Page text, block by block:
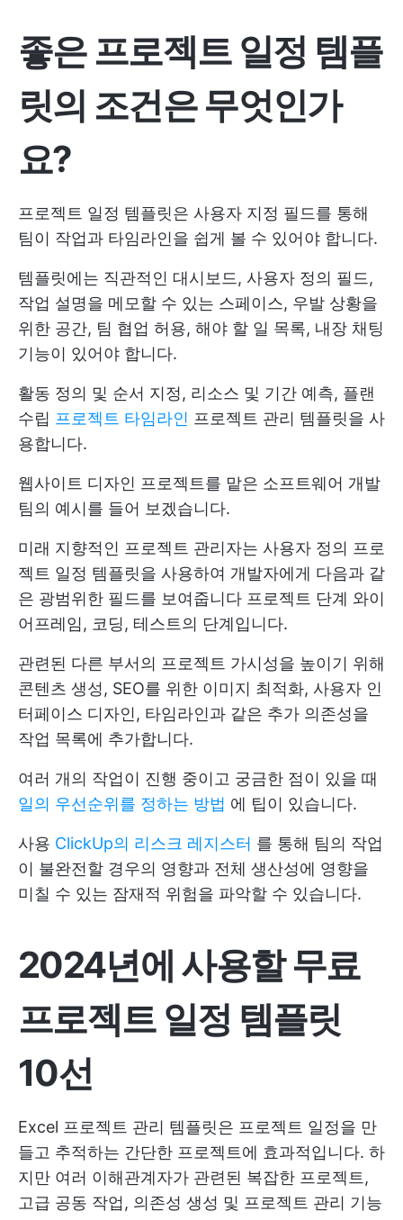
좋은 프로젝트 일정 템플
릿의 조건은 무엇인가
요?
프로젝트 일정 템플릿은 사용자 지정 필드를 통해
팀이 작업과 타임라인을 쉽게 볼 수 있어야 합니다.
템플릿에는 직관적인 대시보드, 사용자 정의 필드,
작업 설명을 메모할 수 있는 스페이스, 우발 상황을
위한 공간, 팀 협업 허용, 해야 할 일 목록, 내장 채팅
기능이 있어야 합니다.
활동 정의 및 순서 지정, 리소스 및 기간 예측, 플랜
수립 프로젝트 타임라인 프로젝트 관리 템플릿을 사
용합니다.
웹사이트 디자인 프로젝트를 맡은 소프트웨어 개발
팀의 예시를 들어 보겠습니다.
미래 지향적인 프로젝트 관리자는 사용자 정의 프로
젝트 일정 템플릿을 사용하여 개발자에게 다음과 같
은 광범위한 필드를 보여줍니다 프로젝트 단계 와이
어프레임, 코딩, 테스트의 단계입니다.
관련된 다른 부서의 프로젝트 가시성을 높이기 위해
콘텐츠 생성, SEO를 위한 이미지 최적화, 사용자 인
터페이스 디자인, 타임라인과 같은 추가 의존성을
작업 목록에 추가합니다.
여러 개의 작업이 진행 중이고 궁금한 점이 있을 때
일의 우선순위를 정하는 방법 에 팁이 있습니다.
사용 ClickUp의 리스크 레지스터 를 통해 팀의 작업
이 불완전할 경우의 영향과 전체 생산성에 영향을
미칠 수 있는 잠재적 위험을 파악할 수 있습니다.
2024년에 사용할 무료
프로젝트 일정 템플릿
10선
Excel 프로젝트 관리 템플릿은 프로젝트 일정을 만
들고 추적하는 간단한 프로젝트에 효과적입니다. 하
지만 여러 이해관계자가 관련된 복잡한 프로젝트,
고급 공동 작업, 의존성 생성 및 프로젝트 관리 기능